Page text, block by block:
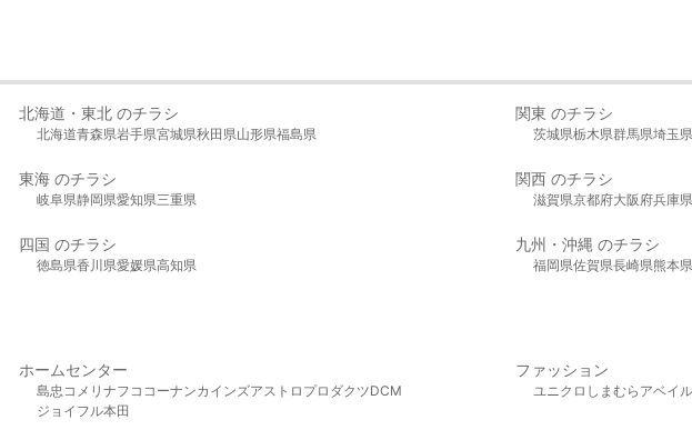
北海道・東北 のチラシ
北海道青森県岩手県宮城県秋田県山形県福島県
関東 のチラシ
茨城県栃木県群馬県埼玉県
東海 のチラシ
岐阜県静岡県愛知県三重県
関西 のチラシ
滋賀県京都府大阪府兵庫県
四国 のチラシ
徳島県香川県愛媛県高知県
九州・沖縄 のチラシ
福岡県佐賀県長崎県熊本県
ホームセンター
島忠 コメリ ナフコ コーナンカインズアストロプロダクツDCM
ジョイフル本田
ファッション
ユニクロ しまむら アベイル